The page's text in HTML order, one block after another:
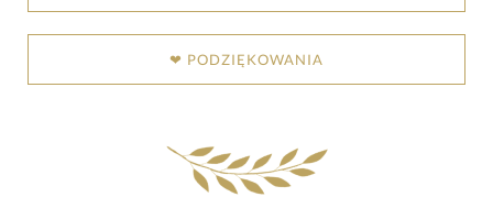
❤ PODZIĘKOWANIA